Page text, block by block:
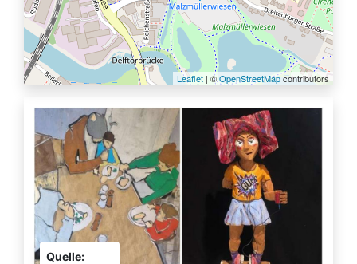
Leaflet | ©OpenStreetMapcontributors
Quelle: